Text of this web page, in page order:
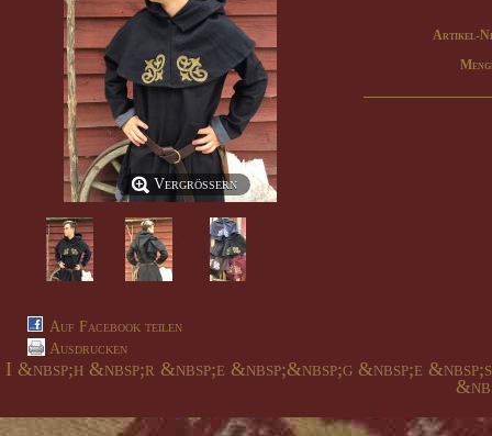
Vergrößern
Auf Facebook teilen
Ausdrucken
Artikel-
I &nbsp;h &nbsp;r &nbsp;e &nbsp;&nbsp;g &nbsp;e